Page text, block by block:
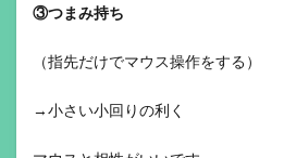
③つまみ持ち
（指先だけでマウス操作をする）
→小さい小回りの利く